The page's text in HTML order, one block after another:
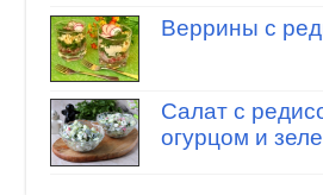
Веррины с
Салат с
огурцом и